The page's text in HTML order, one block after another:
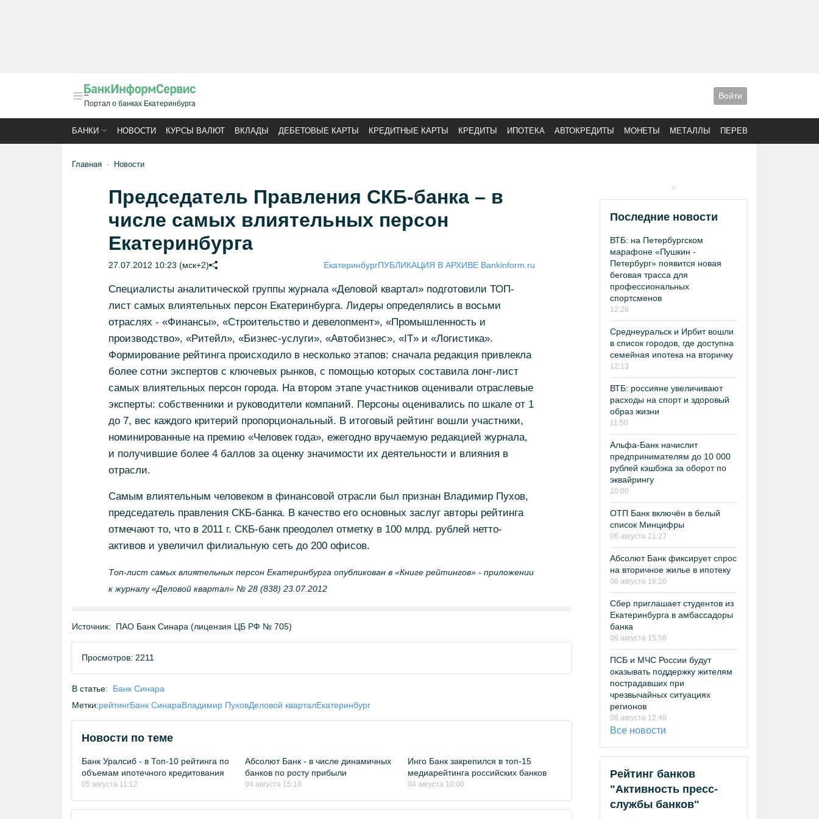
Портал о банках Екатеринбурга
Войти
БАНКИ НОВОСТИ КУРСЫ ВАЛЮТ ВКЛАДЫ ДЕБЕТОВЫЕ КАРТЫ КРЕДИТНЫЕ КАРТЫ КРЕДИТЫ ИПОТЕКА АВТОКРЕДИТЫ МОНЕТЫ МЕТАЛЛЫ ПЕРЕВОДЫ
Главная Новости
Председатель Правления СКБ-банка – в
числе самых влиятельных персон
Екатеринбурга
27.07.2012 10:23 (мск+2) ЕкатеринбургПУБЛИКАЦИЯ В АРХИВЕ Bankinform.ru
Специалисты аналитической группы журнала «Деловой квартал» подготовили ТОП-
лист самых влиятельных персон Екатеринбурга. Лидеры определялись в восьми
отраслях - «Финансы», «Строительство и девелопмент», «Промышленность и
производство», «Ритейл», «Бизнес-услуги», «Автобизнес», «IT» и «Логистика».
Формирование рейтинга происходило в несколько этапов: сначала редакция привлекла
более сотни экспертов с ключевых рынков, с помощью которых составила лонг-лист
самых влиятельных персон города. На втором этапе участников оценивали отраслевые
эксперты: собственники и руководители компаний. Персоны оценивались по шкале от 1
до 7, вес каждого критерий пропорциональный. В итоговый рейтинг вошли участники,
номинированные на премию «Человек года», ежегодно вручаемую редакцией журнала,
и получившие более 4 баллов за оценку значимости их деятельности и влияния в
отрасли.
Самым влиятельным человеком в финансовой отрасли был признан Владимир Пухов,
председатель правления СКБ-банка. В качество его основных заслуг авторы рейтинга
отмечают то, что в 2011 г. СКБ-банк преодолел отметку в 100 млрд. рублей нетто-
активов и увеличил филиальную сеть до 200 офисов.
Топ-лист самых влиятельных персон Екатеринбурга опубликован в «Книге рейтингов» - приложении
к журналу «Деловой квартал» № 28 (838) 23.07.2012
Источник: ПАО Банк Синара (лицензия ЦБ РФ № 705)
Просмотров: 2211
В статье:
Банк Синара
Метки:рейтингБанк СинараВладимир ПуховДеловой кварталЕкатеринбург
Новости по теме
Банк Уралсиб - в Топ-10 рейтинга по
объемам ипотечного кредитования
05 августа 11:12
Абсолют Банк - в числе динамичных
банков по росту прибыли
04 августа 15:10
Инго Банк закрепился в топ-15
медиарейтинга российских банков
04 августа 10:00
Последние новости
ВТБ: на Петербургском
марафоне «Пушкин -
Петербург» появится новая
беговая трасса для
профессиональных
спортсменов
12:28
Среднеуральск и Ирбит вошли
в список городов, где доступна
семейная ипотека на вторичку
12:13
ВТБ: россияне увеличивают
расходы на спорт и здоровый
образ жизни
11:50
Альфа-Банк начислит
предпринимателям до 10 000
рублей кэшбэка за оборот по
эквайрингу
10:00
ОТП Банк включён в белый
список Минцифры
06 августа 21:27
Абсолют Банк фиксирует спрос
на вторичное жилье в ипотеку
06 августа 16:20
Сбер приглашает студентов из
Екатеринбурга в амбассадоры
банка
06 августа 15:56
ПСБ и МЧС России будут
оказывать поддержку жителям
пострадавших при
чрезвычайных ситуациях
регионов
06 августа 12:40
Все новости
Рейтинг банков
"Активность пресс-
службы банков"